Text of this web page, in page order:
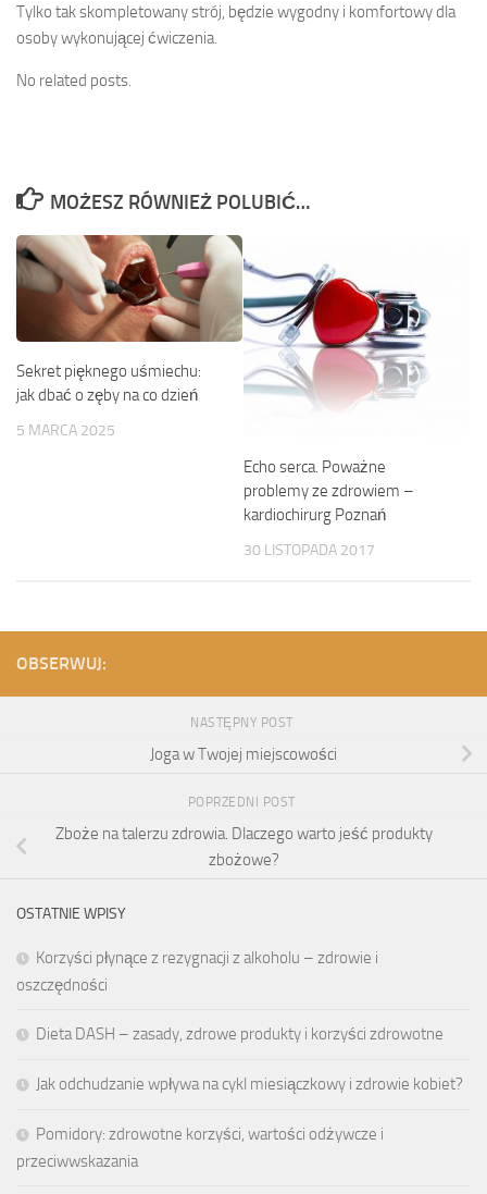
Tylko tak skompletowany strój, będzie wygodny i komfortowy dla
osoby wykonującej ćwiczenia.
No related posts.
MOŻESZ RÓWNIEŻ POLUBIĆ…
Sekret pięknego uśmiechu:
jak dbać o zęby na co dzień
5 MARCA 2025
Echo serca. Poważne
problemy ze zdrowiem –
kardiochirurg Poznań
30 LISTOPADA 2017
OBSERWUJ:
NASTĘPNY POST
Joga w Twojej miejscowości
POPRZEDNI POST
Zboże na talerzu zdrowia. Dlaczego warto jeść produkty
zbożowe?
OSTATNIE WPISY
Korzyści płynące z rezygnacji z alkoholu – zdrowie i
oszczędności
Dieta DASH – zasady, zdrowe produkty i korzyści zdrowotne
Jak odchudzanie wpływa na cykl miesiączkowy i zdrowie kobiet?
Pomidory: zdrowotne korzyści, wartości odżywcze i
przeciwwskazania